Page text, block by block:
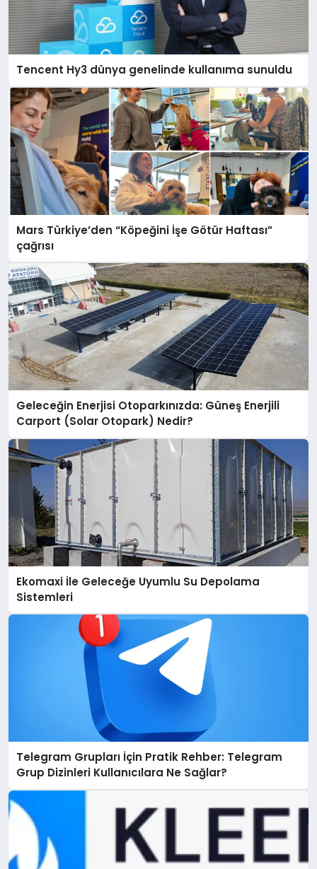
Tencent Hy3 dünya genelinde kullanıma sunuldu
Mars Türkiye’den “Köpeğini İşe Götür Haftası”
çağrısı
Geleceğin Enerjisi Otoparkınızda: Güneş Enerjili
Carport (Solar Otopark) Nedir?
Ekomaxi İle Geleceğe Uyumlu Su Depolama
Sistemleri
Telegram Grupları İçin Pratik Rehber: Telegram
Grup Dizinleri Kullanıcılara Ne Sağlar?